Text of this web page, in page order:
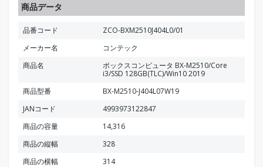
商品データ
品番コード
ZCO-BXM2510J404L0/01
メーカー名
コンテック
商品名
ボックスコンピュータ BX-M2510/Core
i3/SSD 128GB(TLC)/Win10 2019
商品型番
BX-M2510-J404L07W19
JANコード
4993973122847
商品の容量
14,316
商品の縦幅
328
商品の横幅
314